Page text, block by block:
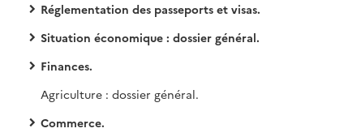
Réglementation des passeports et visas.
Situation économique : dossier général.
Finances.
Agriculture : dossier général.
Commerce.